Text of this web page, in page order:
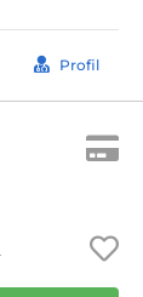
Profil